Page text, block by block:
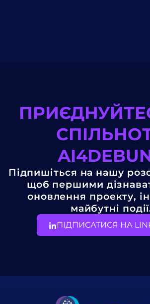
Підпишіться на нашу
щоб першими
оновлення проекту,
майбутні
ПІДПИСАТИСЯ НА